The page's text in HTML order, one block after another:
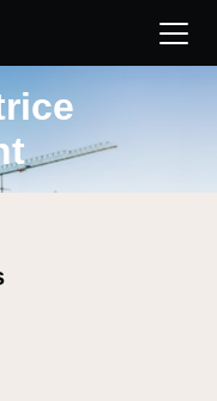
ton nouveau poste